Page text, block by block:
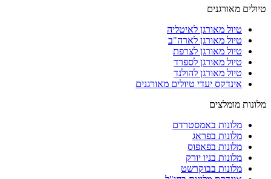
טיולים מאורגנים
טיול מאורגן לאיטליה
טיול מאורגן לארה"ב
טיול מאורגן לצרפת
טיול מאורגן לספרד
טיול מאורגן להולנד
אינדקס יעדי טיולים מאורגנים
מלונות מומלצים
מלונות באמסטרדם
מלונות בפראג
מלונות בפאפוס
מלונות בניו יורק
מלונות בבוקרשט